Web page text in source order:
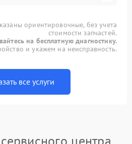
ориентировочные, без учета
стоимости запчастей.
на бесплатную диагностику.
и укажем на неисправность.
все услуги